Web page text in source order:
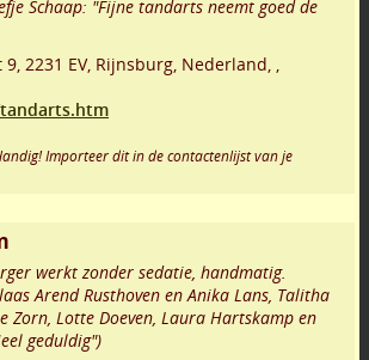
Schaap: "Fijne tandarts neemt goed de
9 2231 EV, Rijnsburg Nederland,
Importeer dit in de contactenlijst van je
werkt zonder sedatie, handmatig.
Arend Rusthoven en Anika Lans, Talitha
Zorn, Lotte Doeven, Laura Hartskamp en
geduldig")